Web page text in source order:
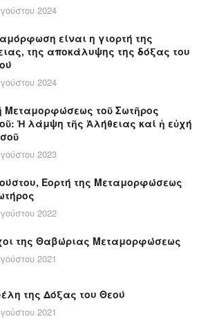
2024
είναι η γιορτή της
της αποκάλυψης της δόξας του
2024
Μεταμορφώσεως τοῦ Σωτῆρος
Ἡ λάμψη τῆς Ἀλήθειας καί ἡ εὐχή
2023
Εορτή της Μεταμορφώσεως
2022
της Θαβώριας Μεταμορφώσεως
2021
της Δόξας του Θεού
2021